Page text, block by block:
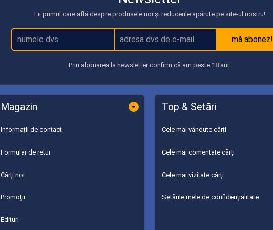
Fii primul care află despre produsele noi și reducerile apărute pe site-ul nostru!
mă abonez!
Prin abonarea la newsletter confirm că am peste 18 ani.
Magazin -
Informații de contact
Formular de retur
Cărți noi
Promoții
Edituri
Top & Setări
Cele mai vândute cărți
Cele mai comentate cărți
Cele mai vizitate cărți
Setările mele de confidențialitate